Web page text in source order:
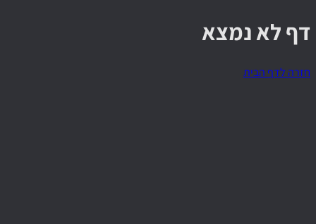
דף לא נמצא
חזרה לדף הבית